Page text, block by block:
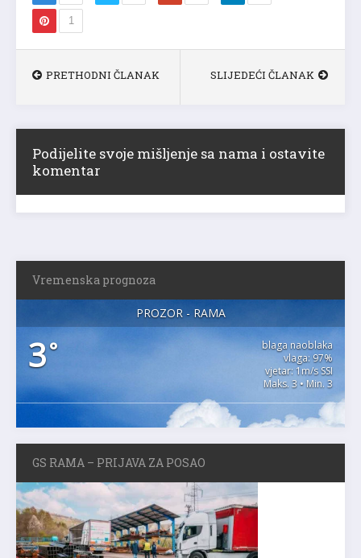
1
PRETHODNI ČLANAK SLIJEDEĆI ČLANAK
Podijelite svoje mišljenje sa nama i ostavite
komentar
Vremenska prognoza
PROZOR - RAMA
3°
blaga naoblaka
vlaga: 97%
vjetar: 1m/s SSI
Maks. 3 • Min. 3
GS RAMA – PRIJAVA ZA POSAO